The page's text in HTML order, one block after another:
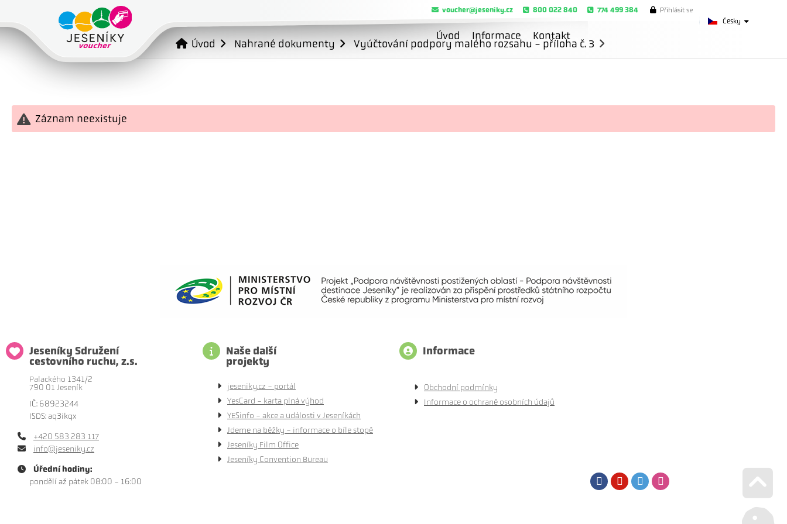
Česky
voucher@jeseniky.cz 800 022 840 774 499 384 Přihlásit se
Úvod Informace Kontakt
Úvod Nahrané dokumenty Vyúčtování podpory malého rozsahu - příloha č. 3
Záznam neexistuje
Jeseníky Sdružení
cestovního ruchu, z.s.
Palackého 1341/2
790 01 Jeseník
IČ: 68923244
ISDS: aq3ikqx
+420 583 283 117
info@jeseniky.cz
Úřední hodiny:
pondělí až pátek 08:00 - 16:00
Naše další
projekty
jeseniky.cz - portál
YesCard - karta plná výhod
YESinfo - akce a události v Jeseníkách
Jdeme na běžky - informace o bíle stopě
Jeseníky Film Office
Jeseníky Convention Bureau
Informace
Obchodní podmínky
Informace o ochraně osobních údajů
FacebookYoutubeTwitter
Go